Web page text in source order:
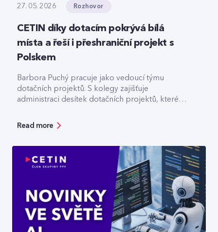
27. 05. 2026 Rozhovor
CETIN díky dotacím pokrývá bílá
místa a řeší i přeshraniční projekt s
Polskem
Barbora Puchý pracuje jako vedoucí týmu
dotačních projektů. S kolegy zajišťuje
administraci desítek dotačních projektů, které
lokalitách.
Read more